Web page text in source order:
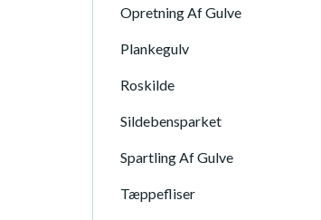
Opretning Af Gulve
Plankegulv
Roskilde
Sildebensparket
Spartling Af Gulve
Tæppefliser